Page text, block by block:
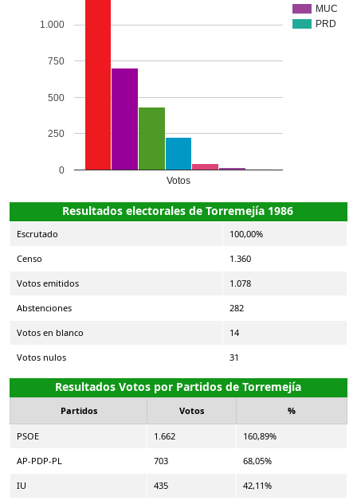
MUC
PRD
Votos
0
250
500
750
1.000
Resultados electorales de Torremejía 1986
Escrutado 100,00%
Censo 1.360
Votos emitidos 1.078
Abstenciones 282
Votos en blanco 14
Votos nulos 31
Resultados Votos por Partidos de Torremejía
Partidos Votos %
PSOE 1.662 160,89%
AP-PDP-PL 703 68,05%
IU 435 42,11%